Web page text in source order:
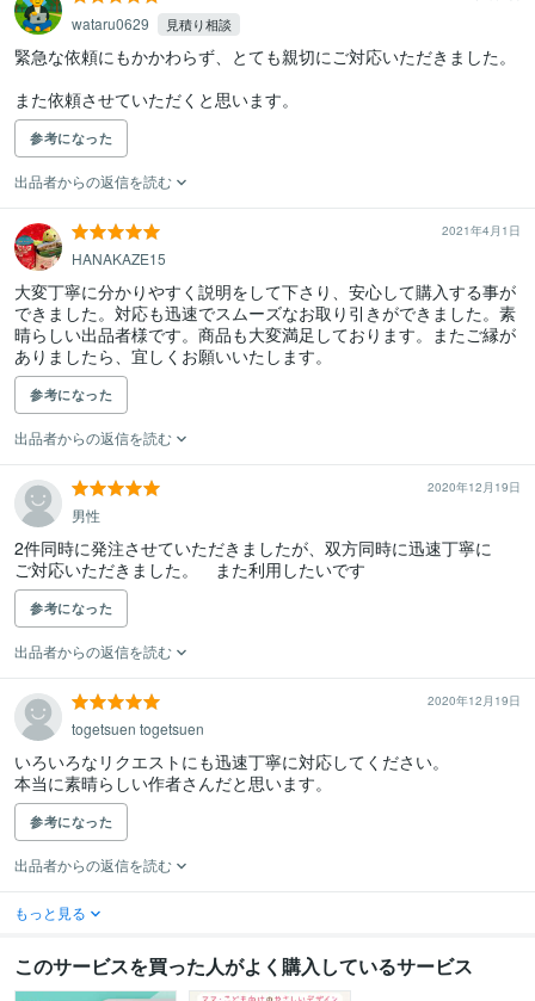
wataru0629 見積り相談
緊急な依頼にもかかわらず、とても親切にご対応いただきました。
また依頼させていただくと思います。
参考になった
出品者からの返信を読む
2021年4月1日
HANAKAZE15
大変丁寧に分かりやすく説明をして下さり、安心して購入する事が
できました。対応も迅速でスムーズなお取り引きができました。素
晴らしい出品者様です。商品も大変満足しております。またご縁が
ありましたら、宜しくお願いいたします。
参考になった
出品者からの返信を読む
2020年12月19日
男性
2件同時に発注させていただきましたが、双方同時に迅速丁寧に
ご対応いただきました。　また利用したいです
参考になった
出品者からの返信を読む
2020年12月19日
togetsuen togetsuen
いろいろなリクエストにも迅速丁寧に対応してください。
本当に素晴らしい作者さんだと思います。
参考になった
出品者からの返信を読む
もっと見る
このサービスを買った人がよく購入しているサービス